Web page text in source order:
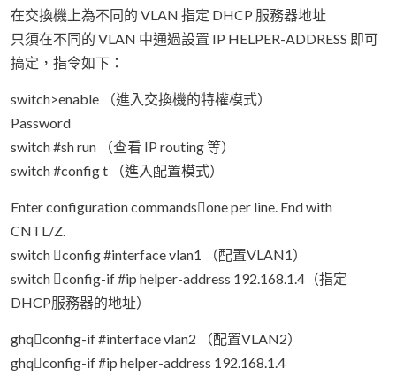
在交換機上為不同的 VLAN 指定 DHCP 服務器地址
只須在不同的 VLAN 中通過設置 IP HELPER-ADDRESS 即可
搞定，指令如下：
switch>enable （進入交換機的特權模式）
Password
switch #sh run （查看 IP routing 等）
switch #config t （進入配置模式）
Enter configuration commandsone per line. End with
CNTL/Z.
switch config #interface vlan1 （配置VLAN1）
switch config-if #ip helper-address 192.168.1.4（指定
DHCP服務器的地址）
ghqconfig-if #interface vlan2 （配置VLAN2）
ghqconfig-if #ip helper-address 192.168.1.4